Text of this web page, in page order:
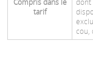
Compris dans le
tarif
dont
cou,